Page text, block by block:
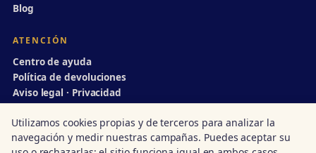
Blog
ATENCIÓN
Centro de ayuda
Política de devoluciones
Aviso legal · Privacidad
Utilizamos cookies propias y de terceros para analizar la
navegación y medir nuestras campañas. Puedes aceptar su